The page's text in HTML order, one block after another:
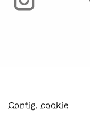
Config. cookie